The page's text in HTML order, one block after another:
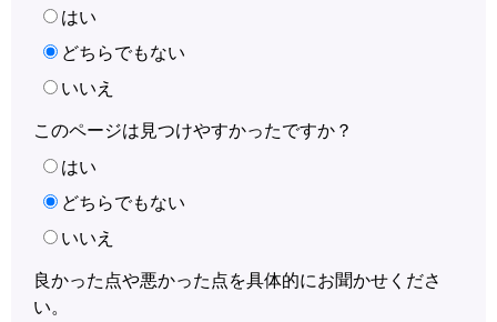
はい
どちらでもない
いいえ
このページは見つけやすかったですか？
はい
どちらでもない
いいえ
良かった点や悪かった点を具体的にお聞かせくださ
い。